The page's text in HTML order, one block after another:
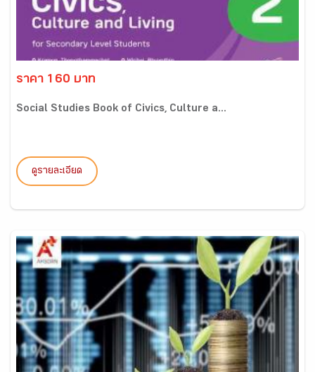
ราคา 160 บาท
Social Studies Book of Civics, Culture a...
ดูรายละเอียด